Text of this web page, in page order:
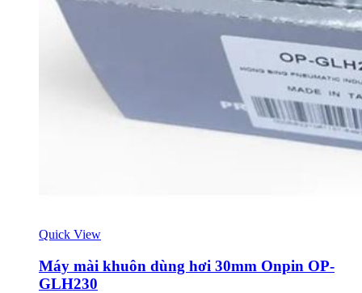
Quick View
Máy mài khuôn dùng hơi 30mm Onpin OP-
GLH230